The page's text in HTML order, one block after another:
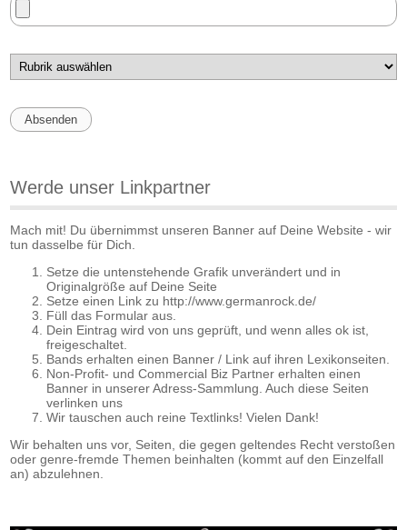
Werde unser Linkpartner
Mach mit! Du übernimmst unseren Banner auf Deine Website - wir
tun dasselbe für Dich.
Setze die untenstehende Grafik unverändert und in
Originalgröße auf Deine Seite
Setze einen Link zu http://www.germanrock.de/
Füll das Formular aus.
Dein Eintrag wird von uns geprüft, und wenn alles ok ist,
freigeschaltet.
Bands erhalten einen Banner / Link auf ihren Lexikonseiten.
Non-Profit- und Commercial Biz Partner erhalten einen
Banner in unserer Adress-Sammlung. Auch diese Seiten
verlinken uns
Wir tauschen auch reine Textlinks! Vielen Dank!
Wir behalten uns vor, Seiten, die gegen geltendes Recht verstoßen
oder genre-fremde Themen beinhalten (kommt auf den Einzelfall
an) abzulehnen.